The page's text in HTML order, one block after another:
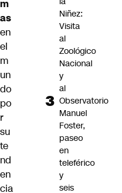
m
as
en
el
m
un
do
po
r
su
te
nd
en
cia
Niñez:
Visita
al
Zoológico
Nacional
y
al
Observatorio
Manuel
Foster,
paseo
en
teleférico
y
seis